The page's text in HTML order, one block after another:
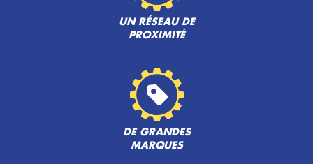
UN RÉSEAU DE
PROXIMITÉ
DE GRANDES
MARQUES